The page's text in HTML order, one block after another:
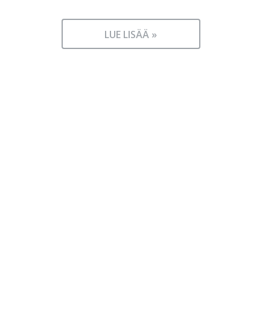
LUE LISÄÄ »